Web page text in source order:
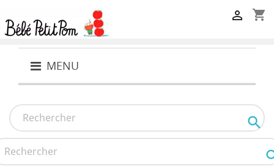
shopping_cart

MENU
